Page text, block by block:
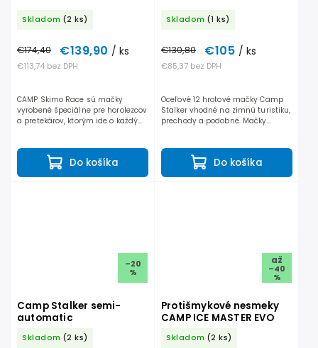
Skladom (2 ks)
€113,74 bez DPH
€174,40 €139,90 / ks
Do košíka
CAMP Skimo Race sú mačky
vyrobené špeciálne pre horolezcov
a pretekárov, ktorým ide o každý
zo spodnej časti...
Skladom (1 ks)
€85,37 bez DPH
€130,80 €105 / ks
Do košíka
Oceľové 12 hrotové mačky Camp
Stalker vhodné na zimnú turistiku,
prechody a podobné. Mačky
termoplastovými...
–20
%
Camp Stalker semi-
automatic
Skladom (2 ks)
až
–40
%
Protišmykové nesmeky
CAMP ICE MASTER EVO
Skladom (2 ks)